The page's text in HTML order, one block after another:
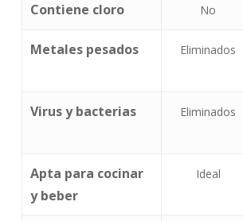
Contiene cloro No
Metales pesados Eliminados
Virus y bacterias Eliminados
Apta para cocinar
y beber
Ideal